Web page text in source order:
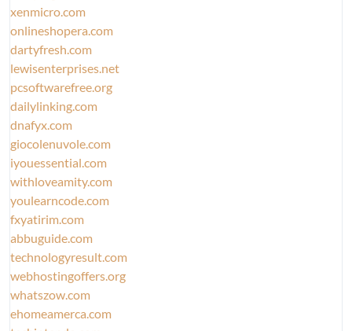
xenmicro.com
onlineshopera.com
dartyfresh.com
lewisenterprises.net
pcsoftwarefree.org
dailylinking.com
dnafyx.com
giocolenuvole.com
iyouessential.com
withloveamity.com
youlearncode.com
fxyatirim.com
abbuguide.com
technologyresult.com
webhostingoffers.org
whatszow.com
ehomeamerca.com